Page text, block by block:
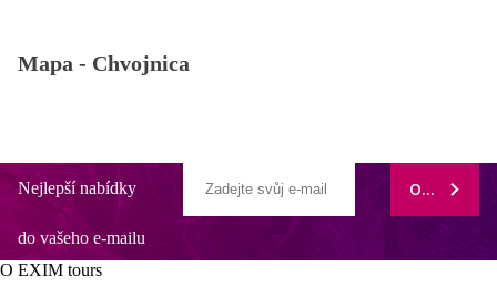
Mapa - Chvojnica
Nejlepší nabídky
do vašeho e-mailu
ODEBÍRAT
O EXIM tours